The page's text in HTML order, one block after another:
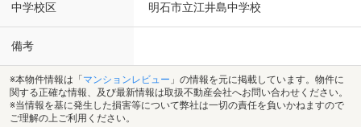
中学校区 明石市立江井島中学校
備考
※本物件情報は「 マンションレビュー 」の情報を元に掲載しています。物件に
関する正確な情報、及び最新情報は取扱不動産会社へお問い合わせください。
※当情報を基に発生した損害等について弊社は一切の責任を負いかねますので
ご理解の上ご利用ください。